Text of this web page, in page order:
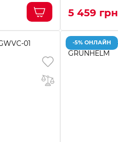
5 459 грн
-5% ОНЛАЙН